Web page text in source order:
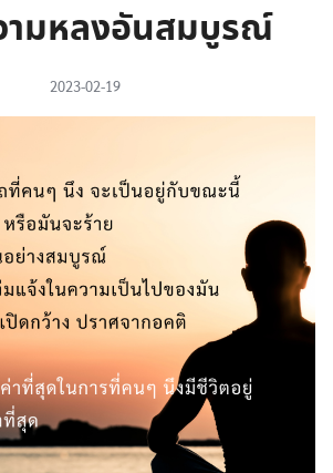
ามหลงอันสมบูรณ์
2023-02-19